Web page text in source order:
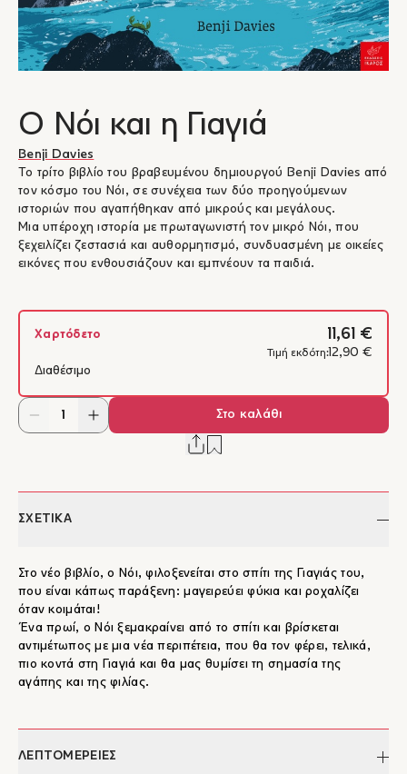
Ο Νόι και η Γιαγιά
Benji Davies
Το τρίτο βιβλίο του βραβευμένου δημιουργού Benji Davies από
τον κόσμο του Νόι, σε συνέχεια των δύο προηγούμενων
ιστοριών που αγαπήθηκαν από μικρούς και μεγάλους.
Μια υπέροχη ιστορία με πρωταγωνιστή τον μικρό Νόι, που
ξεχειλίζει ζεστασιά και αυθορμητισμό, συνδυασμένη με οικείες
εικόνες που ενθουσιάζουν και εμπνέουν τα παιδιά.
Χαρτόδετο 11,61 €
Τιμή εκδότη: 12,90 €
Διαθέσιμο
Στο καλάθι
ΣΧΕΤΙΚΑ
Στο νέο βιβλίο, ο Νόι, φιλοξενείται στο σπίτι της Γιαγιάς του,
που είναι κάπως παράξενη: μαγειρεύει φύκια και ροχαλίζει
όταν κοιμάται!
Ένα πρωί, ο Νόι ξεμακραίνει από το σπίτι και βρίσκεται
αντιμέτωπος με μια νέα περιπέτεια, που θα τον φέρει, τελικά,
πιο κοντά στη Γιαγιά και θα μας θυμίσει τη σημασία της
αγάπης και της φιλίας.
ΛΕΠΤΟΜΕΡΕΙΕΣ